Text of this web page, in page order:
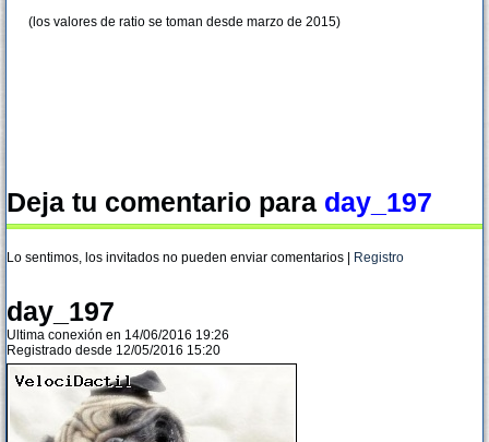
(los valores de ratio se toman desde marzo de 2015)
Deja tu comentario para day_197
Lo sentimos, los invitados no pueden enviar comentarios | Registro
day_197
Ultima conexión en 14/06/2016 19:26
Registrado desde 12/05/2016 15:20